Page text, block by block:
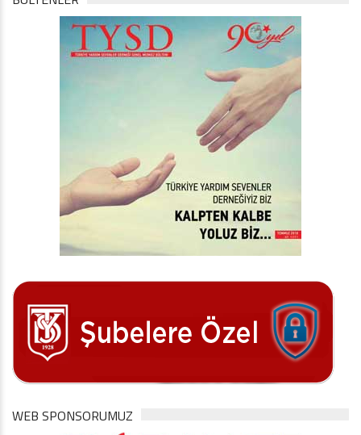
WEB SPONSORUMUZ